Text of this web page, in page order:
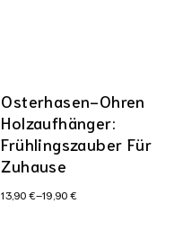
Osterhasen-Ohren
Holzaufhänger:
Frühlingszauber Für
Zuhause
13,90€–19,90€